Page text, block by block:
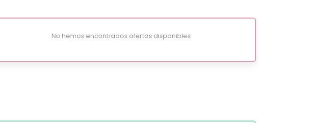
No hemos encontrados ofertas disponibles